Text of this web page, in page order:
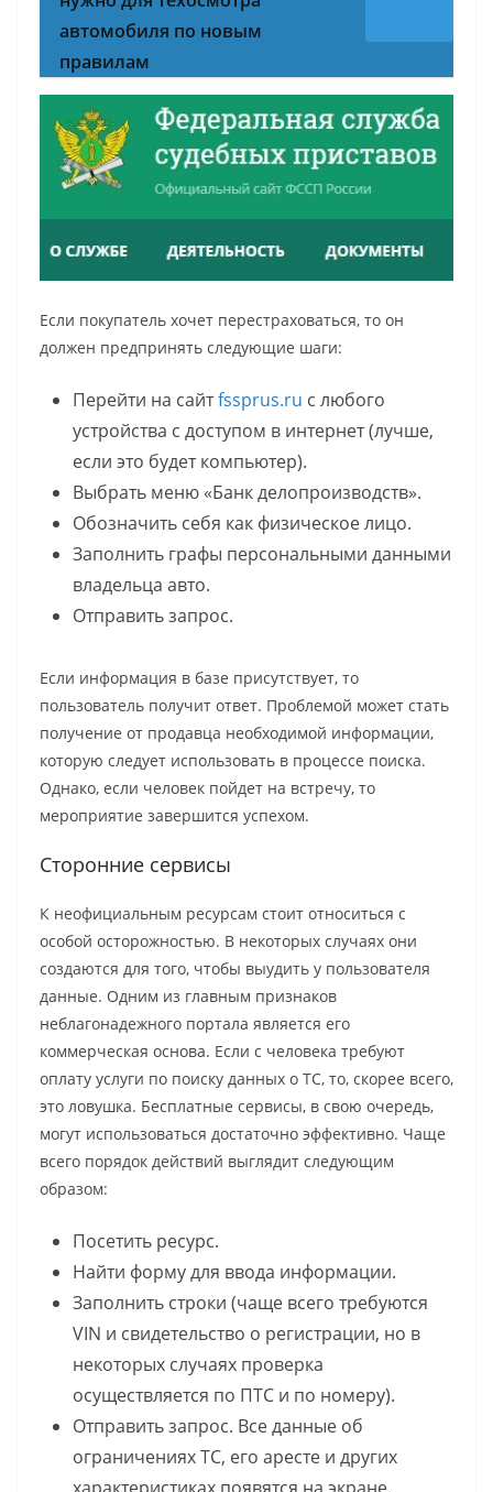
автомобиля по новым
правилам
Если покупатель хочет перестраховаться, то он
должен предпринять следующие шаги:
Перейти на сайтfssprus.ru с любого
устройства с доступом в интернет (лучше,
если это будет компьютер).
Выбрать меню «Банк делопроизводств».
Обозначить себя как физическое лицо.
Заполнить графы персональными данными
владельца авто.
Отправить запрос.
Если информация в базе присутствует, то
пользователь получит ответ. Проблемой может стать
получение от продавца необходимой информации,
которую следует использовать в процессе поиска.
Однако, если человек пойдет на встречу, то
мероприятие завершится успехом.
Сторонние сервисы
К неофициальным ресурсам стоит относиться с
особой осторожностью. В некоторых случаях они
создаются для того, чтобы выудить у пользователя
данные. Одним из главным признаков
неблагонадежного портала является его
коммерческая основа. Если с человека требуют
оплату услуги по поиску данных о ТС, то, скорее всего,
это ловушка. Бесплатные сервисы, в свою очередь,
могут использоваться достаточно эффективно. Чаще
всего порядок действий выглядит следующим
образом:
Посетить ресурс.
Найти форму для ввода информации.
Заполнить строки (чаще всего требуются
VIN и свидетельство о регистрации, но в
некоторых случаях проверка
осуществляется по ПТС и по номеру).
Отправить запрос. Все данные об
ограничениях ТС, его аресте и других
характеристиках появятся на экране.